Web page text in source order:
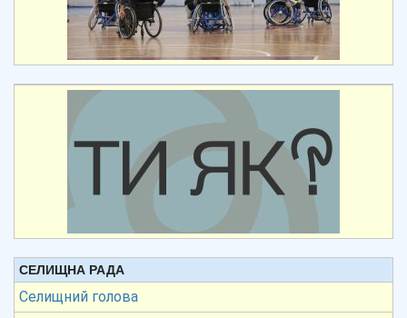
СЕЛИЩНА РАДА
Селищний голова